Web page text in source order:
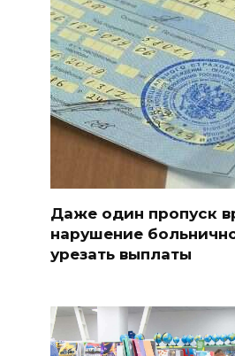
Даже один пропуск
нарушение
урезать выплаты